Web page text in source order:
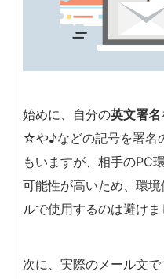
始めに、自分の英文署名
☆や♪などの記号を署名
もいますが、相手のPC
可能性が高いため、環
ルで使用するのは避けま
次に、実際のメール文